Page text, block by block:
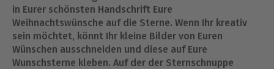
in Eurer schönsten Handschrift Eure
Weihnachtswünsche auf die Sterne. Wenn Ihr kreativ
sein möchtet, könnt Ihr kleine Bilder von Euren
Wünschen ausschneiden und diese auf Eure
Wunschsterne kleben. Auf der der Sternschnuppe